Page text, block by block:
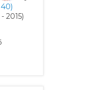
2015)